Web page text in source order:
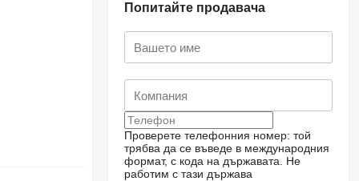
Попитайте продавача
Проверете телефонния номер: той
трябва да се въведе в международния
формат, с кода на държавата.
Не
работим с тази държава